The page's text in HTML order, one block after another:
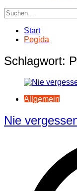
Start
Pegida
Schlagwort:
Allgemein
Nie